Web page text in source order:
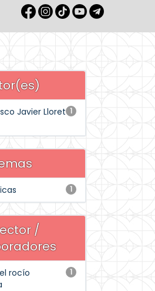
1
Javier Lloret
1
/
1
rocío